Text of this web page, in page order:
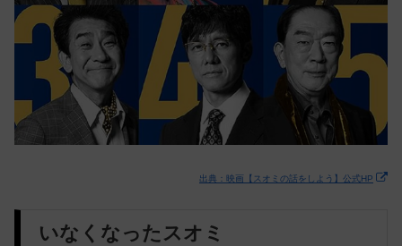
出典：映画【スオミの話をしよう】公式HP
いなくなったスオミ